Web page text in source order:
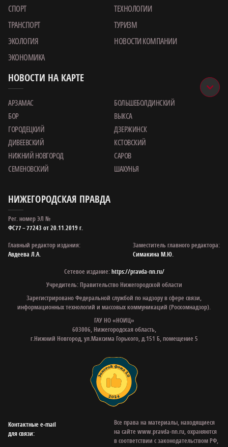
СПОРТ
ТЕХНОЛОГИИ
ТРАНСПОРТ
ТУРИЗМ
ЭКОЛОГИЯ
НОВОСТИ КОМПАНИИ
ЭКОНОМИКА
НОВОСТИ НА КАРТЕ
АРЗАМАС
БОЛЬШЕБОЛДИНСКИЙ
БОР
ВЫКСА
ГОРОДЕЦКИЙ
ДЗЕРЖИНСК
ДИВЕЕВСКИЙ
КСТОВСКИЙ
НИЖНИЙ НОВГОРОД
САРОВ
СЕМЕНОВСКИЙ
ШАХУНЬЯ
НИЖЕГОРОДСКАЯ ПРАВДА
Рег. номер ЭЛ №
ФС77 – 77243 от 20.11.2019 г.
Главный редактор издания:
Авдеева Л.А.
Заместитель главного редактора:
Симакина М.Ю.
Сетевое издание:https://pravda-nn.ru/
Учредитель: Правительство Нижегородской области
Зарегистрировано Федеральной службой по надзору в сфере связи,
информационных технологий и массовых коммуникаций (Роскомнадзор).
ГАУ НО «НОИЦ»
603006, Нижегородская область,
г.Нижний Новгород, ул.Максима Горького, д.151 Б, помещение 5
Контактные e‑mail
для связи:
Все права на материалы, находящиеся
на сайте www.pravda-nn.ru, охраняются
в соответствии с законодательством РФ,